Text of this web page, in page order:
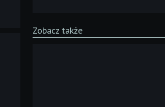
Zobacz także